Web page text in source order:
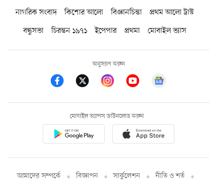
নাগরিক সংবাদ কিশোর আলো বিজ্ঞানচিন্তা
প্রথম আলো ট্রাস্ট
বন্ধুসভা
চিরন্তন ১৯৭১ ইপেপার প্রথমা মোবাইল ভ্যাস
অনুসরণ করুন
মোবাইল অ্যাপস ডাউনলোড করুন
আমাদের সম্পর্কে বিজ্ঞাপন সার্কুলেশন নীতি ও শর্ত